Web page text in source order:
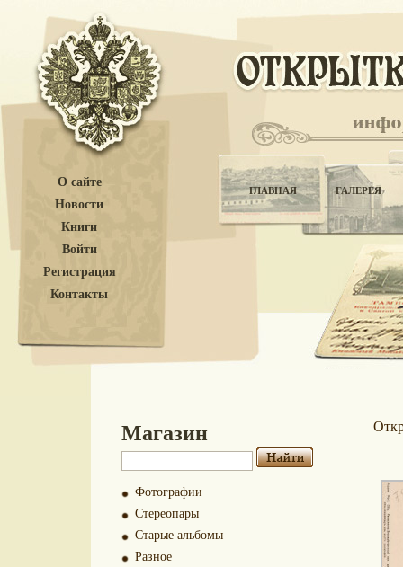
О сайте
Новости
Книги
Войти
Регистрация
Контакты
ГЛАВНАЯ ГАЛЕРЕЯ
Магазин
Фотографии
Стереопары
Старые альбомы
Разное